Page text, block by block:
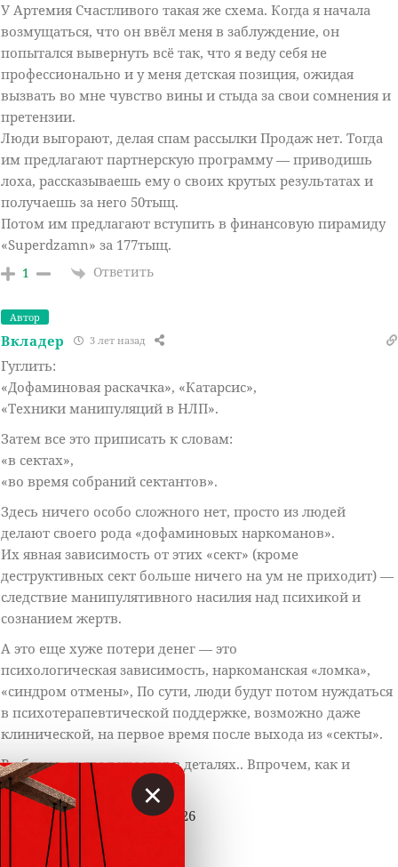
У Артемия Счастливого такая же схема. Когда я начала
возмущаться, что он ввёл меня в заблуждение, он
попытался вывернуть всё так, что я веду себя не
профессионально и у меня детская позиция, ожидая
вызвать во мне чувство вины и стыда за свои сомнения и
претензии.
Люди выгорают, делая спам рассылки Продаж нет. Тогда
им предлагают партнерскую программу — приводишь
лоха, рассказываешь ему о своих крутых результатах и
получаешь за него 50тыщ.
Потом им предлагают вступить в финансовую пирамиду
«Superdzamn» за 177тыщ.
1 Ответить
Автор
Вкладер 3 лет назад
Гуглить:
«Дофаминовая раскачка», «Катарсис»,
«Техники манипуляций в НЛП».
Затем все это приписать к словам:
«в сектах»,
«во время собраний сектантов».
Здесь ничего особо сложного нет, просто из людей
делают своего рода «дофаминовых наркоманов».
Их явная зависимость от этих «сект» (кроме
деструктивных сект больше ничего на ум не приходит) —
следствие манипулятивного насилия над психикой и
сознанием жертв.
А это еще хуже потери денег — это
психологическая зависимость, наркоманская «ломка»,
«синдром отмены», По сути, люди будут потом нуждаться
в психотерапевтической поддержке, возможно даже
клинической, на первое время после выхода из «секты».
В общем, дьявол кроется в деталях.. Впрочем, как и
обычно..
https://t.me/vklader_chat/40526
Ответить
×